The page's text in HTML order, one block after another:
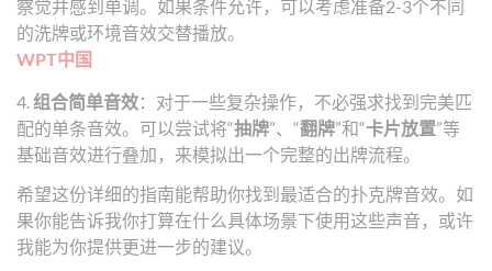
察觉并感到单调。如果条件允许，可以考虑准备2-3个不同
的洗牌或环境音效交替播放。
WPT中国
4.组合简单音效：对于一些复杂操作，不必强求找到完美匹
配的单条音效。可以尝试将“抽牌”、“翻牌”和“卡片放置”等
基础音效进行叠加，来模拟出一个完整的出牌流程。
希望这份详细的指南能帮助你找到最适合的扑克牌音效。如
果你能告诉我你打算在什么具体场景下使用这些声音，或许
我能为你提供更进一步的建议。